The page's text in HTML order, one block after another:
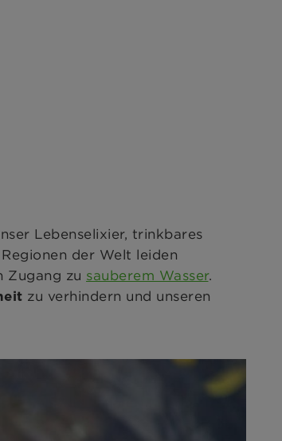
Lebenselixier, trinkbares
der Welt leiden
Zugang zu sauberem Wasser.
zu verhindern und unseren